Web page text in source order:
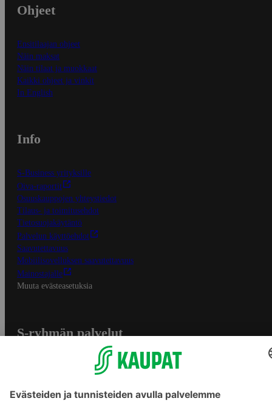
Ohjeet
Ensitilaajan ohjeet
Näin maksat
Näin tilaat ja muokkaat
Kaikki ohjeet ja vinkit
In English
Info
S-Business yrityksille
Oiva-raportit
Osuuskauppojen yhteystiedot
Tilaus- ja toimitusehdot
Tietosuojakäytäntö
Palvelun käyttöehdot
Saavutettavuus
Mobiilisovelluksen saavutettavuus
Mainostajalle
Muuta evästeasetuksia
S-ryhmän palvelut
Yhteishyvä Ruoka -sovellus